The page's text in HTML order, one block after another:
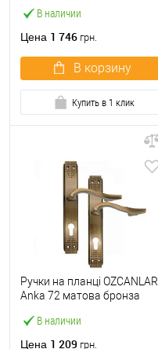
В наличии
Цена 1 746 грн.
В корзину
Купить в 1 клик
В наличии
Ручки на планці OZCANLAR
Anka 72 матова бронза
Цена 1 209 грн.